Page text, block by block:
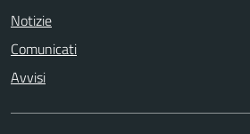
Notizie
Comunicati
Avvisi